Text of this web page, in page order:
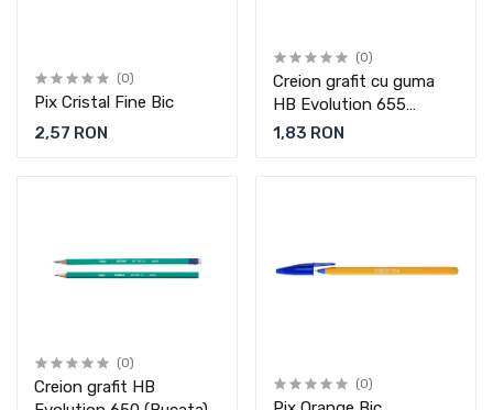
(0)
Pix Cristal Fine Bic
2,57 RON
(0)
Creion grafit cu guma
HB Evolution 655
(Bucata) Bic
1,83 RON
(0)
Creion grafit HB
(0)